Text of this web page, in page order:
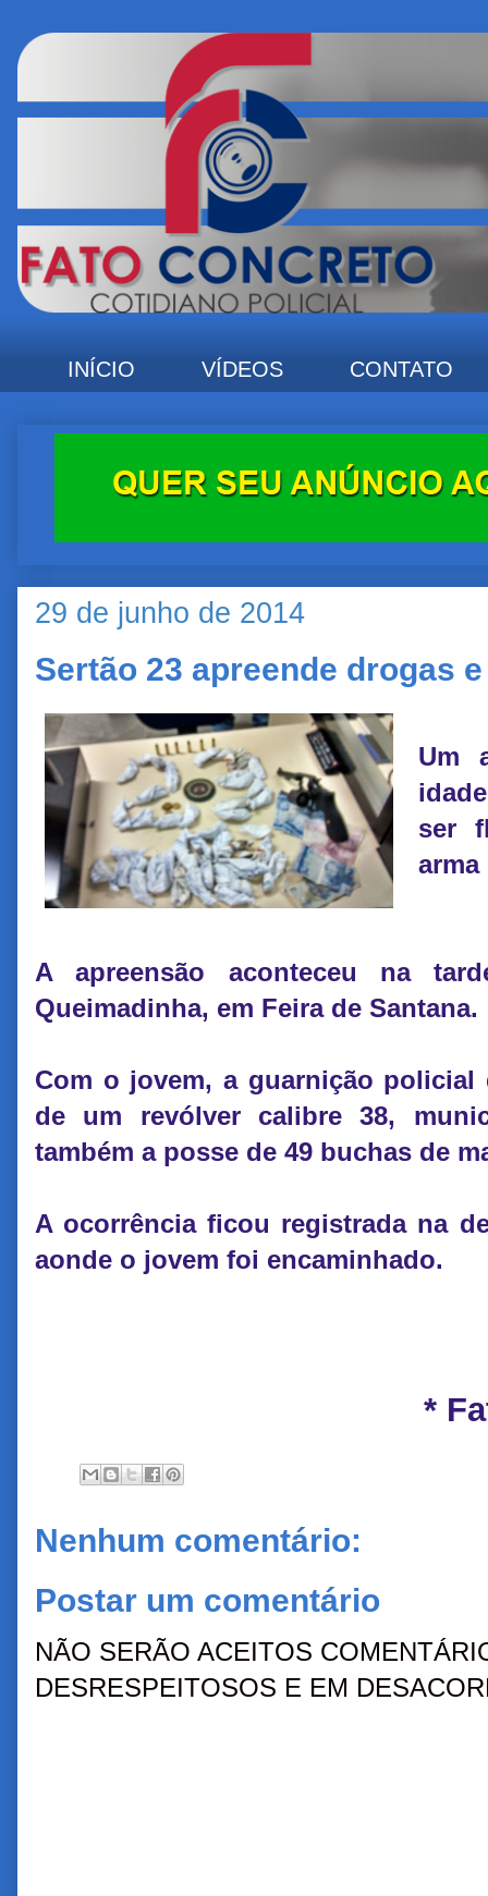
INÍCIO VÍDEOS CONTATO
29 de junho de 2014
Sertão 23 apreende drogas
Um
ser
arma
A apreensão aconteceu na
Queimadinha, em Feira de Santana.
Com o jovem, a guarnição policial
de um revólver calibre 38,
também a posse de 49 buchas de
A ocorrência ficou registrada na
aonde o jovem foi encaminhado.
*
Nenhum comentário:
Postar um comentário
NÃO SERÃO ACEITOS
DESRESPEITOSOS E EM